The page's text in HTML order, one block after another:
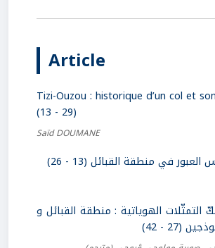
Article
Tizi-Ouzou : historique d’un col et
(13 - 29)
Saïd DOUMANE
في منطقة القبائل (13 - 26)
الهوياتية : منطقة القبائل و
(27 - 42)